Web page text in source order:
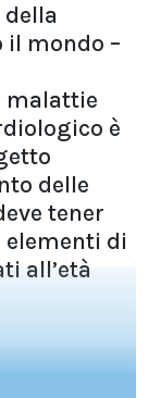
il mondo –
malattie
è
delle
tener
di
all’età